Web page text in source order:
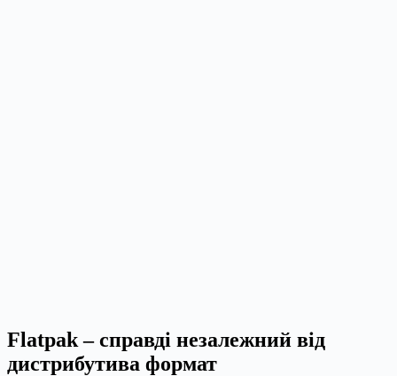
Flatpak – справді незалежний від
дистрибутива формат